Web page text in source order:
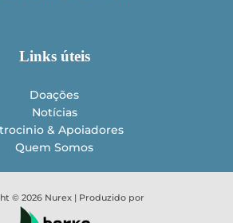
Links úteis
Doações
Notícias
& Apoiadores
Quem Somos
© 2026 Nurex | Produzido por